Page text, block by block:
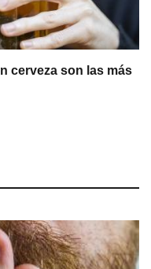
cerveza son las más